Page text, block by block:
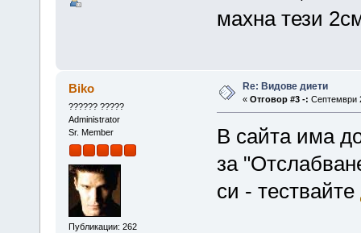
махна тези
Biko
?????? ?????
Administrator
Sr. Member
Публикации: 262
Re: Видове диети
« Отговор #3 -: Септември
В сайта има
за
си - тествайте